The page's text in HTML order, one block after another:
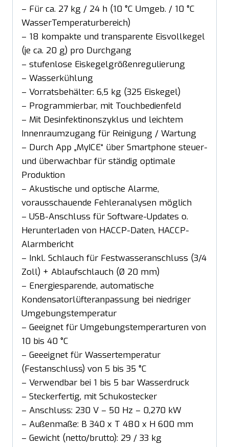
– Für ca. 27 kg / 24 h (10 °C Umgeb. / 10 °C
WasserTemperaturbereich)
– 18 kompakte und transparente Eisvollkegel
(je ca. 20 g) pro Durchgang
– stufenlose Eiskegelgrößenregulierung
– Wasserkühlung
– Vorratsbehälter: 6,5 kg (325 Eiskegel)
– Programmierbar, mit Touchbedienfeld
– Mit Desinfektinonszyklus und leichtem
Innenraumzugang für Reinigung / Wartung
– Durch App „MyICE“ über Smartphone steuer-
und überwachbar für ständig optimale
Produktion
– Akustische und optische Alarme,
vorausschauende Fehleranalysen möglich
– USB-Anschluss für Software-Updates o.
Herunterladen von HACCP-Daten, HACCP-
Alarmbericht
– Inkl. Schlauch für Festwasseranschluss (3/4
Zoll) + Ablaufschlauch (Ø 20 mm)
– Energiesparende, automatische
Kondensatorlüfteranpassung bei niedriger
Umgebungstemperatur
– Geeignet für Umgebungstemperarturen von
10 bis 40 °C
– Geeeignet für Wassertemperatur
(Festanschluss) von 5 bis 35 °C
– Verwendbar bei 1 bis 5 bar Wasserdruck
– Steckerfertig, mit Schukostecker
– Anschluss: 230 V – 50 Hz – 0,270 kW
– Außenmaße: B 340 x T 480 x H 600 mm
– Gewicht (netto/brutto): 29 / 33 kg